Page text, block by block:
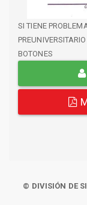
SI TIENE
BOTONES
© DIVISIÓN DE